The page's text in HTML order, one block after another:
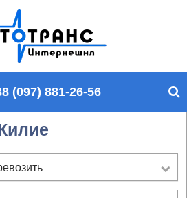
п
й
(097) 881-26-56